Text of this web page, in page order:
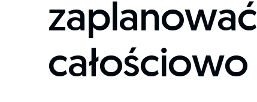
zaplanować
całościowo